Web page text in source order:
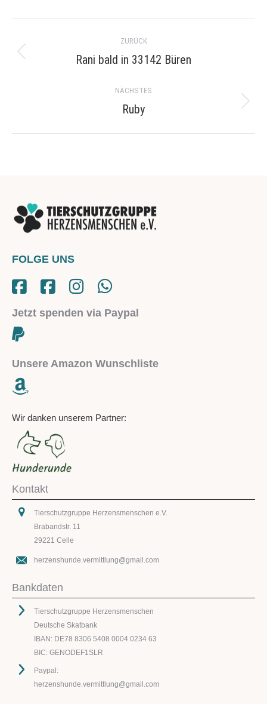
navigation
ZURÜCK
Previous
Rani bald in 33142 Büren
NÄCHSTES
Next
Ruby
FOLGE UNS
Jetzt spenden via Paypal
Unsere Amazon Wunschliste
Wir danken unserem Partner:
Kontakt
Tierschutzgruppe Herzensmenschen e.V.
Brabandstr. 11
29221 Celle
herzenshunde.vermittlung@gmail.com
Bankdaten
Tierschutzgruppe Herzensmenschen
Deutsche Skatbank
IBAN: DE78 8306 5408 0004 0234 63
BIC: GENODEF1SLR
Paypal:
herzenshunde.vermittlung@gmail.com